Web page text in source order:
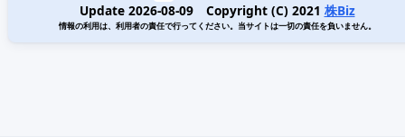
Update 2026-08-09 Copyright (C) 2021 株Biz
情報の利用は、利用者の責任で行ってください。当サイトは一切の責任を負いません。